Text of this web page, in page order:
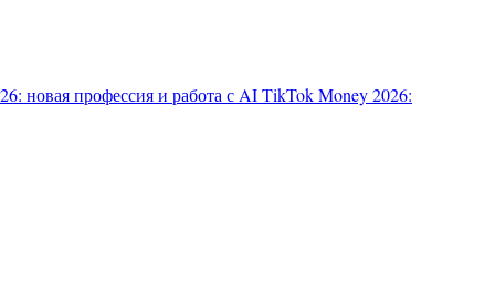
новая профессия и работа с AITikTok Money 2026: